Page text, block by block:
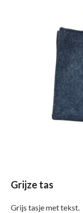
Grijze tas
Grijs tasje met tekst.